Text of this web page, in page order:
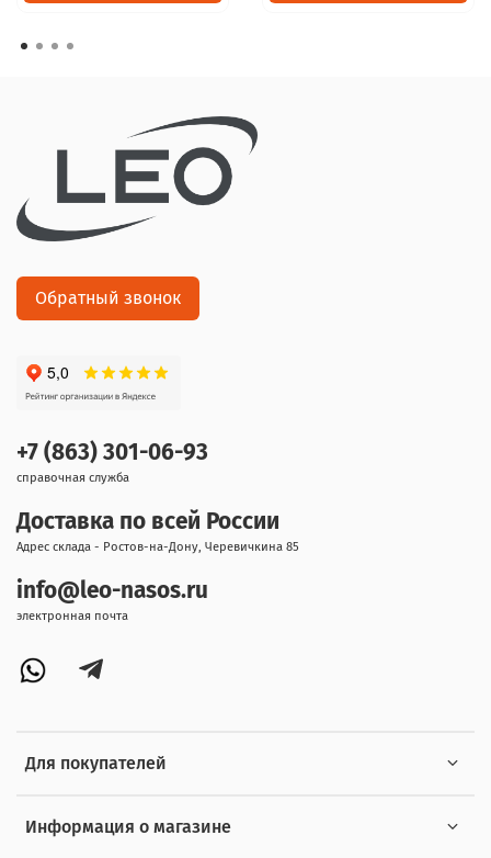
Для покупателей
Информация о магазине
+7 (863) 301-06-93
справочная служба
Доставка по всей России
Адрес склада - Ростов-на-Дону, Черевичкина 85
info@leo-nasos.ru
электронная почта
Обратный звонок